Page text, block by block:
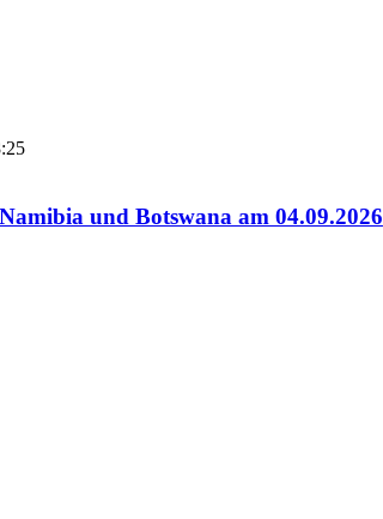
und Botswana am 04.09.2026